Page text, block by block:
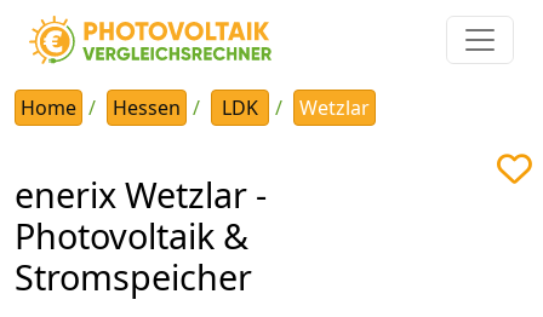
Home Hessen LDK Wetzlar
enerix Wetzlar -
Photovoltaik &
Stromspeicher